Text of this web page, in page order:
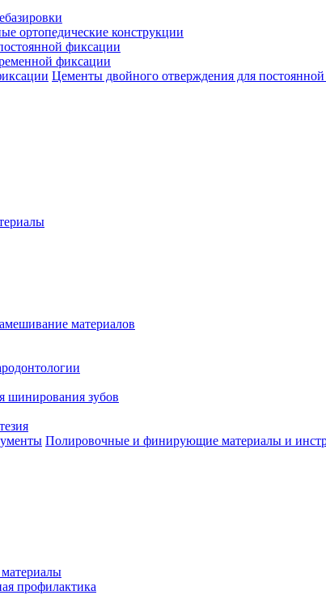
ортопедические конструкции
фиксации
фиксации
Цементы двойного отверждения для
материалов
шинирования зубов
Полировочные и финирующие материалы и
профилактика